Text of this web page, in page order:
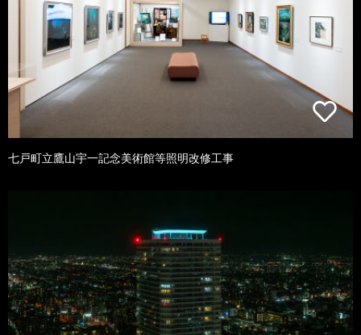
七戸町立鷹山宇一記念美術館等照明改修工事